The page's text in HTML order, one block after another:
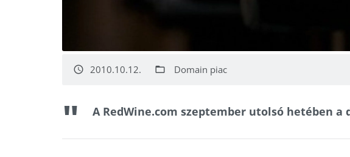
access_time 2010.10.12. folder_open Domain piac
A RedWine.com szeptember utolsó hetében